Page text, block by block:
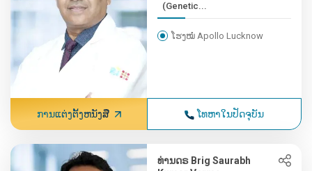
(Genetic...
ໂຮງໝໍ Apollo Lucknow
ການແຕ່ງຕັ້ງຫນັງສື ໂທຫາໃນປັດຈຸບັນ
ທ່ານດຣ Brig Saurabh